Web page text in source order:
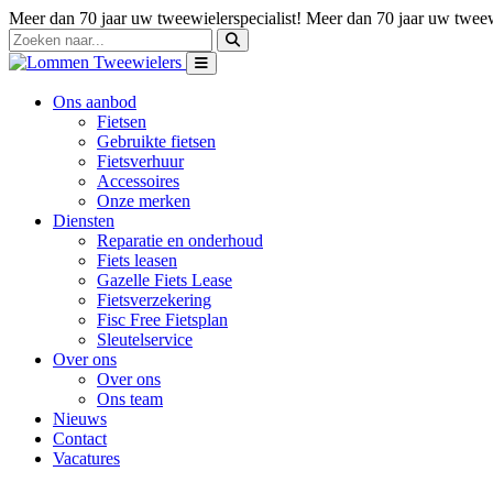
Meer dan 70 jaar uw tweewielerspecialist! Meer dan 70 jaar uw
Ons aanbod
Fietsen
Gebruikte fietsen
Fietsverhuur
Accessoires
Onze merken
Diensten
Reparatie en onderhoud
Fiets leasen
Gazelle Fiets Lease
Fietsverzekering
Fisc Free Fietsplan
Sleutelservice
Over ons
Over ons
Ons team
Nieuws
Contact
Vacatures